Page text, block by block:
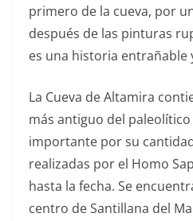
primero de la cueva, por
después de las pinturas
es una historia entrañable
La Cueva de Altamira
más antiguo del
importante por su
realizadas por el Homo
hasta la fecha. Se
centro de Santillana del